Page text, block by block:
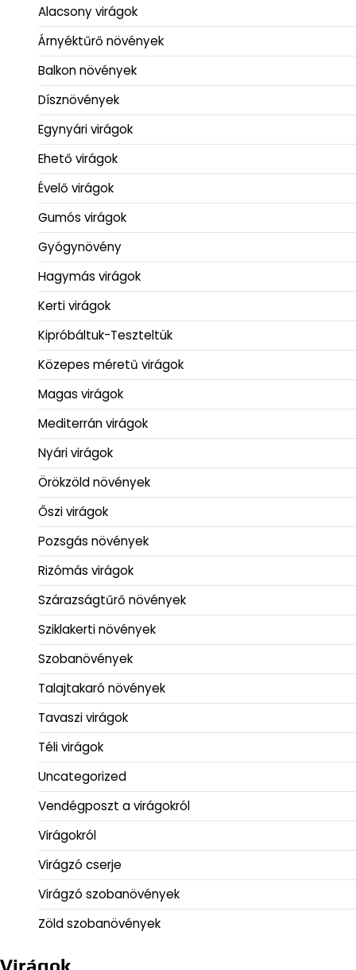
Alacsony virágok
Árnyéktűrő növények
Balkon növények
Dísznövények
Egynyári virágok
Ehető virágok
Évelő virágok
Gumós virágok
Gyógynövény
Hagymás virágok
Kerti virágok
Kipróbáltuk-Teszteltük
Közepes méretű virágok
Magas virágok
Mediterrán virágok
Nyári virágok
Örökzöld növények
Őszi virágok
Pozsgás növények
Rizómás virágok
Szárazságtűrő növények
Sziklakerti növények
Szobanövények
Talajtakaró növények
Tavaszi virágok
Téli virágok
Uncategorized
Vendégposzt a virágokról
Virágokról
Virágzó cserje
Virágzó szobanövények
Zöld szobanövények
Virágok